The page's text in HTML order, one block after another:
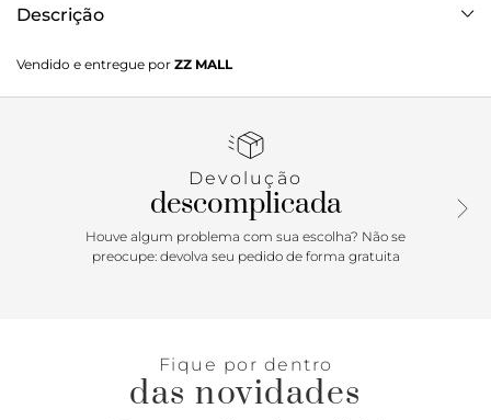
Descrição
papete feminina possui cabedal com três pares de tiras
pequenas bombadas presas por tachas metálicas nas
por essas tiras laterais percorrendo toda a sandália, com
o calcanhar. O modelo possui solado emborrachado e
palmilha anatômica mais alta, com assinatura Anacapri.
Deixa os dedos, laterais e calcanhar à mostra.
possibilidades de combinações. Vai ser a sua best friend dos
dias mais frescos e ensolarados, trazendo uma pegada cool
Vendido e entregue por ZZ MALL
Devolução
descomplicada
Houve algum problema com sua escolha? Não se
preocupe: devolva seu pedido de forma gratuita
Fique por dentro
das novidades